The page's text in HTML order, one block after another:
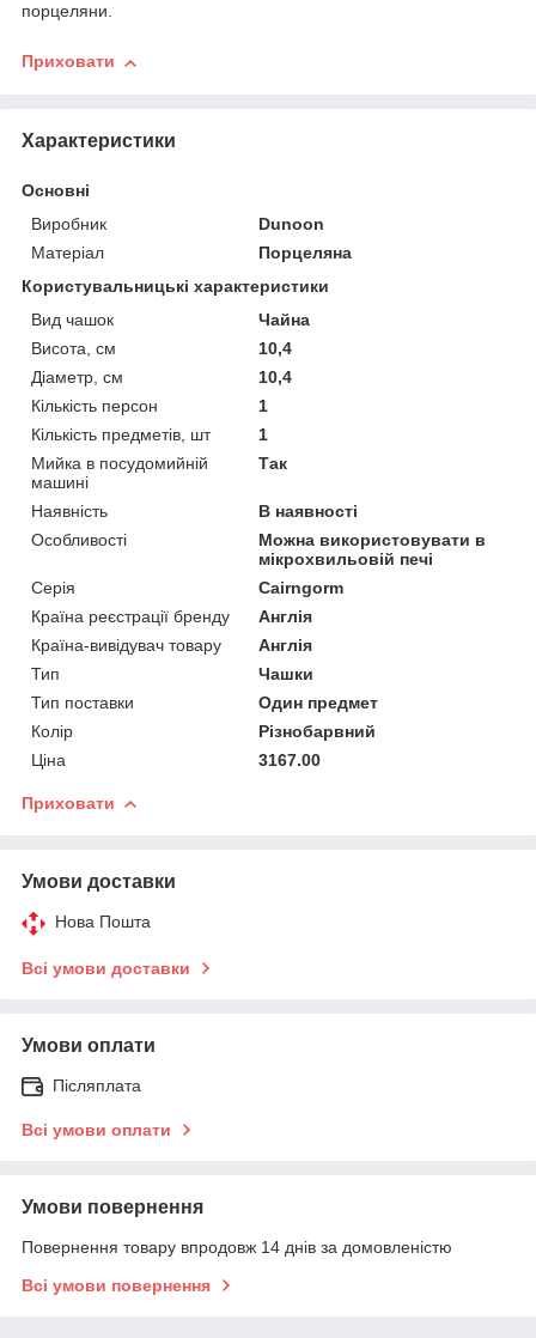
порцеляни.
Приховати
Характеристики
Основні
Виробник
Dunoon
Матеріал
Порцеляна
Користувальницькі характеристики
Вид чашок
Чайна
Висота, см
10,4
Діаметр, см
10,4
Кількість персон
1
Кількість предметів, шт
1
Мийка в посудомийній
машині
Так
Наявність
В наявності
Особливості
Можна використовувати в
мікрохвильовій печі
Серія
Cairngorm
Країна реєстрації бренду
Англія
Країна-вивідувач товару
Англія
Тип
Чашки
Тип поставки
Один предмет
Колір
Різнобарвний
Ціна
3167.00
Приховати
Умови доставки
Нова Пошта
Всі умови доставки
Умови оплати
Післяплата
Всі умови оплати
Умови повернення
Повернення товару впродовж 14 днів за домовленістю
Всі умови повернення